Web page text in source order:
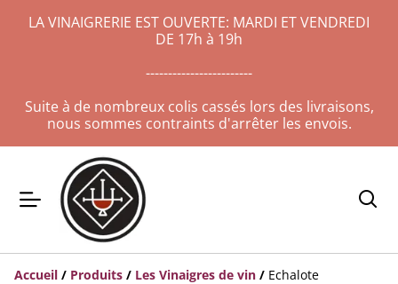
LA VINAIGRERIE EST OUVERTE: MARDI ET VENDREDI
DE 17h à 19h
------------------------
Suite à de nombreux colis cassés lors des livraisons,
nous sommes contraints d'arrêter les envois.
Accueil / Produits / Les Vinaigres de vin / Echalote